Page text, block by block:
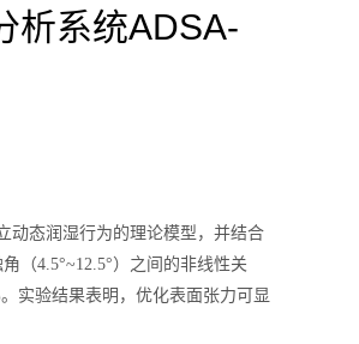
析系统ADSA-
动态润湿行为的理论模型，并结合
（4.5°~12.5°）之间的非线性关
实验结果表明，优化表面张力可显